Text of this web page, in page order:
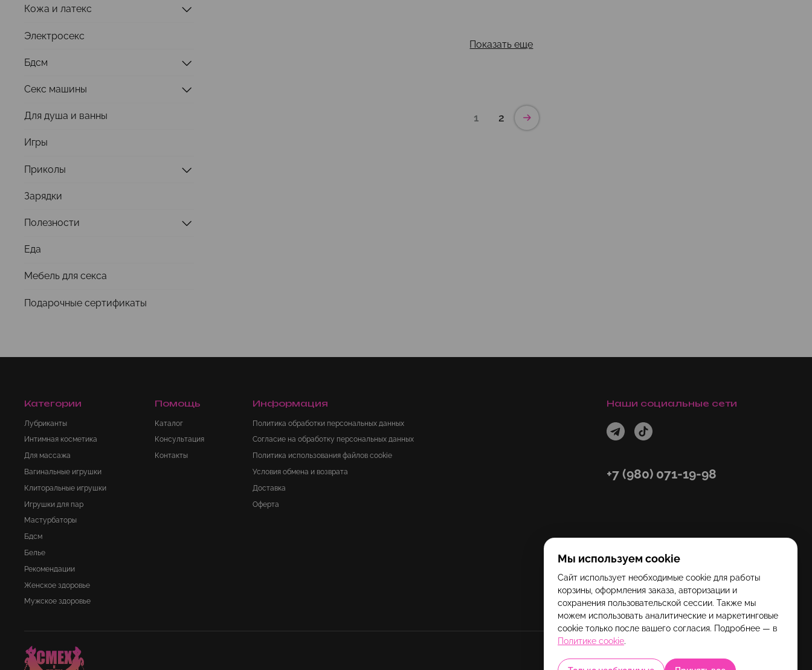
Показать еще
1 2
Кожа и латекс
Электросекс
Бдсм
Секс машины
Для душа и ванны
Игры
Приколы
Зарядки
Полезности
Еда
Мебель для секса
Подарочные сертификаты
Категории
Лубриканты
Интимная косметика
Для массажа
Вагинальные игрушки
Клиторальные игрушки
Игрушки для пар
Мастурбаторы
Бдсм
Белье
Рекомендации
Женское здоровье
Мужское здоровье
Помощь
Каталог
Консультация
Контакты
Информация
Политика обработки персональных данных
Согласие на обработку персональных данных
Политика использования файлов cookie
Условия обмена и возврата
Доставка
Оферта
Наши социальные сети
+7 (980) 071-19-98
Мы используем cookie
Сайт использует необходимые cookie для работы
корзины, оформления заказа, авторизации и
сохранения пользовательской сессии. Также мы
можем использовать аналитические и маркетинговые
cookie только после вашего согласия. Подробнее — в
Политике cookie.